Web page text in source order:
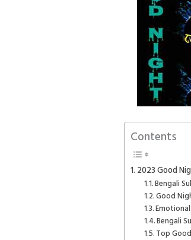
Contents
2023 Good
Bengali
Good
Bengali
Top